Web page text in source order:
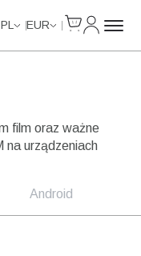
PL EUR
film oraz ważne
na urządzeniach
Android